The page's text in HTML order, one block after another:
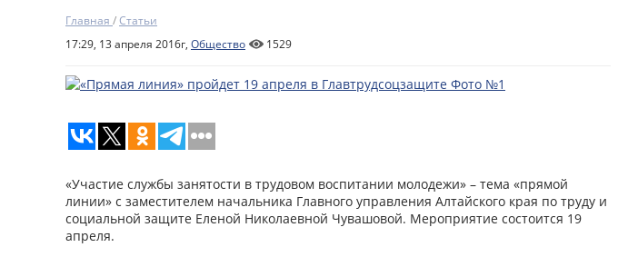
Главная /Статьи
17:29, 13 апреля 2016г, Общество 1529
«Участие службы занятости в трудовом воспитании молодежи» – тема «прямой
линии» с заместителем начальника Главного управления Алтайского края по труду и
социальной защите Еленой Николаевной Чувашовой. Мероприятие состоится 19
апреля.